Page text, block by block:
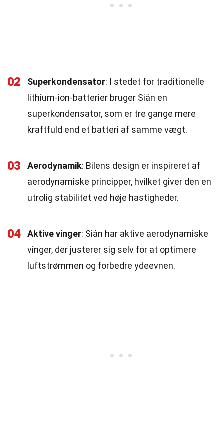
02 Superkondensator: I stedet for traditionelle
lithium-ion-batterier bruger Sián en
superkondensator, som er tre gange mere
kraftfuld end et batteri af samme vægt.
03 Aerodynamik: Bilens design er inspireret af
aerodynamiske principper, hvilket giver den en
utrolig stabilitet ved høje hastigheder.
04 Aktive vinger: Sián har aktive aerodynamiske
vinger, der justerer sig selv for at optimere
luftstrømmen og forbedre ydeevnen.